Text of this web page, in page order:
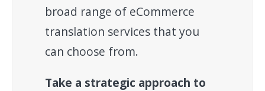
broad range of eCommerce
translation services that you
can choose from.
Take a strategic approach to